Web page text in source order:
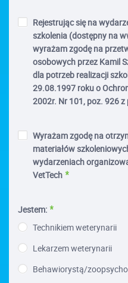
Rejestrując się na
szkolenia (dostępny na
wyrażam zgodę na
osobowych przez Kamil
dla potrzeb realizacji
29.08.1997 roku o
2002r. Nr 101, poz. 926 z
Wyrażam zgodę na
materiałów
wydarzeniach
VetTech
Jestem:
Technikiem weterynarii
Lekarzem weterynarii
Behawiorystą/